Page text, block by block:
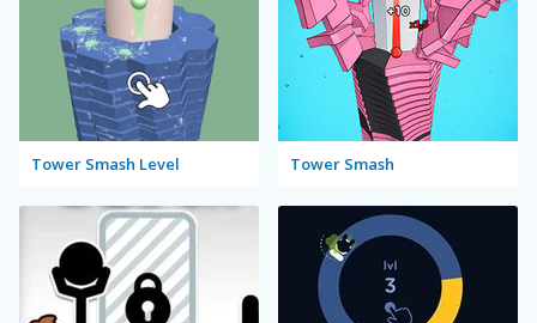
Tower Smash Level Tower Smash